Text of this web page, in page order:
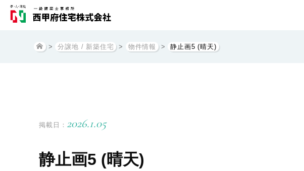
> 分譲地 / 新築住宅 > 物件情報 > 静止画5 (晴天)
掲載日： 2026.1.05
静止画5 (晴天)